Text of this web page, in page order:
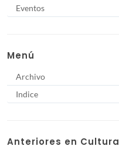
Eventos
Menú
Archivo
Indice
Anteriores en Cultura